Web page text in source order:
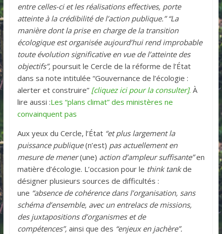
entre celles-ci et les réalisations effectives, porte
atteinte à la crédibilité de l’action publique.” “La
manière dont la prise en charge de la transition
écologique est organisée aujourd’hui rend improbable
toute évolution significative en vue de l’atteinte des
objectifs”, poursuit le Cercle de la réforme de l’État
dans sa note intitulée “Gouvernance de l’écologie :
alerter et construire” [cliquez ici pour la consulter]. À
lire aussi :Les “plans climat” des ministères ne
convainquent pas
Aux yeux du Cercle, l’État “et plus largement la
puissance publique(n’est) pas actuellement en
mesure de mener(une) action d’ampleur suffisante”en
matière d’écologie. L’occasion pour le think tankde
désigner plusieurs sources de difficultés :
une “absence de cohérence dans l’organisation, sans
schéma d’ensemble, avec un entrelacs de missions,
des juxtapositions d’organismes et de
compétences”, ainsi que des “enjeux en jachère”.